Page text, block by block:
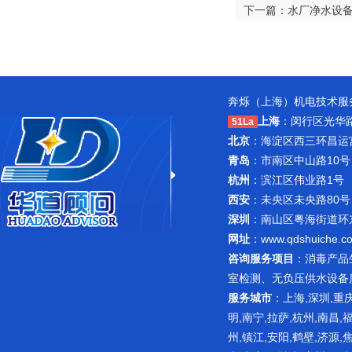
下一篇：水厂净水设
奔烁（上海）机电技术
51La 上海 ：闵行区光
北京 ：海淀区西三环
青岛 ：市南区中山
杭州 ：滨江区伟业
西安 ：未央区未央
深圳
：南山区粤海街道
网址 ：
咨询服务项目 ： 消毒产品
室检测
、无负压供水设
服务城市 ：上海,深圳,重
明,南宁,拉萨,杭州,南昌,
州,镇江,安阳,鹤壁,济源,